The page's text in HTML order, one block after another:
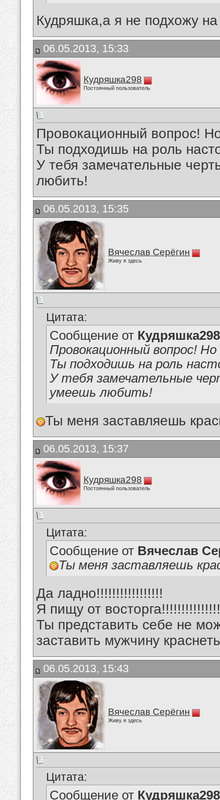
Кудряшка,а я не подхожу
06.05.2013, 15:33
Кудряшка298
Постоянный пользователь
Провокационный вопрос!
Ты подходишь на роль
У тебя замечательные
любить!
06.05.2013, 15:35
Вячеслав Серёгин
Живу я здесь
Цитата:
Сообщение от Кудряшка298
Провокационный вопрос!
Ты подходишь на роль
У тебя замечательные
умеешь любить!
Ты меня заставляешь
06.05.2013, 15:37
Кудряшка298
Постоянный пользователь
Цитата:
Сообщение от Вячеслав
Ты меня заставляешь
Да ладно!!!!!!!!!!!!!!!!!
Я пищу от
Ты представить себе не
заставить мужчину
06.05.2013, 15:43
Вячеслав Серёгин
Живу я здесь
Цитата:
Сообщение от Кудряшка298